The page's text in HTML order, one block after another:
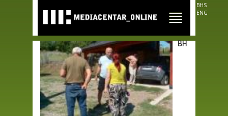
main
content
BHS
ENG
BH